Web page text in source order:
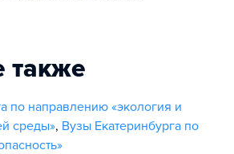
также
по направлению «экология и
среды», Вузы Екатеринбурга по